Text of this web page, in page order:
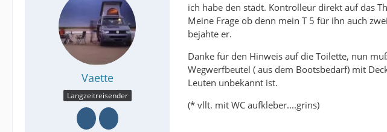
Vaette
Langzeitreisender
ich habe den städt. Kontrolleur direkt auf das
Meine Frage ob denn mein T 5 für ihn auch
bejahte er.
Danke für den Hinweis auf die Toilette, nun
Wegwerfbeutel ( aus dem Bootsbedarf) mit
Leuten unbekannt ist.
(* vllt. mit WC aufkleber....grins)